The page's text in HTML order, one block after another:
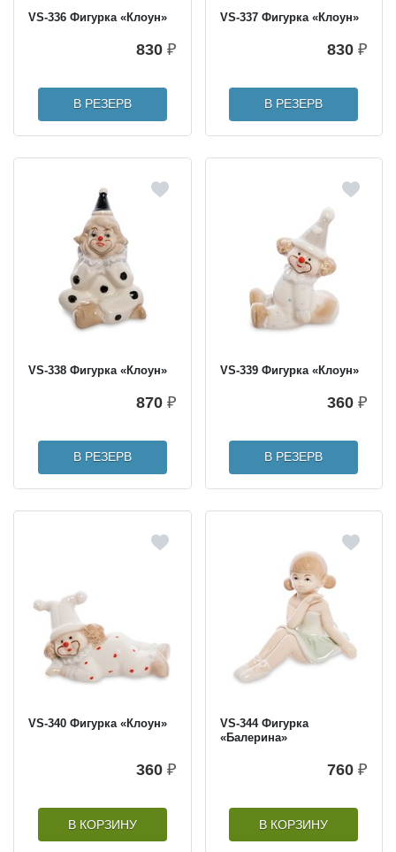
VS-336 Фигурка «Клоун»
830 ₽
В РЕЗЕРВ
VS-337 Фигурка «Клоун»
830 ₽
В РЕЗЕРВ
VS-338 Фигурка «Клоун»
870 ₽
В РЕЗЕРВ
VS-339 Фигурка «Клоун»
360 ₽
В РЕЗЕРВ
VS-340 Фигурка «Клоун»
360 ₽
В КОРЗИНУ
VS-344 Фигурка
«Балерина»
760 ₽
В КОРЗИНУ